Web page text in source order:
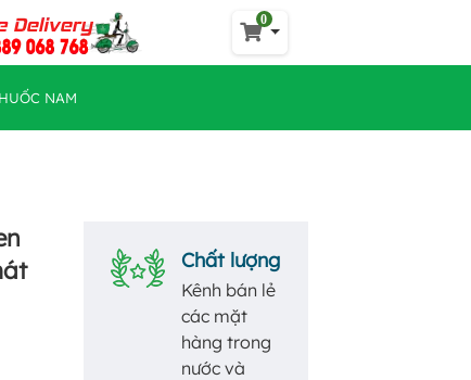
0
NAM
Chất lượng
Kênh bán lẻ
các mặt
hàng trong
nước và